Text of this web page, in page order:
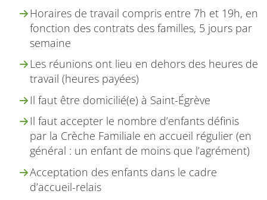
Horaires de travail compris entre 7h et 19h, en
fonction des contrats des familles, 5 jours par
semaine
Les réunions ont lieu en dehors des heures de
travail (heures payées)
Il faut être domicilié(e) à Saint-Égrève
Il faut accepter le nombre d’enfants définis
par la Crèche Familiale en accueil régulier (en
général : un enfant de moins que l’agrément)
Acceptation des enfants dans le cadre
d’accueil-relais